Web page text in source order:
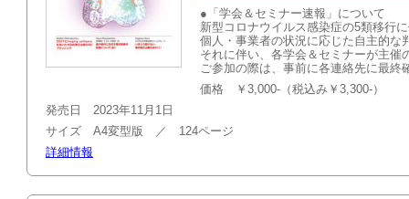
●「学会＆セミナー速報」について
新型コロナウイルス感染症の5類移行
個人・事業者の状況に応じた自主的な
それに伴い、各学会＆セミナーが主
ご参加の際は、事前に各連絡先に最
価格 ￥3,000-（税込み￥3,300-）
発売日 2023年11月1日
サイズ A4変型版 ／ 124ページ
詳細情報